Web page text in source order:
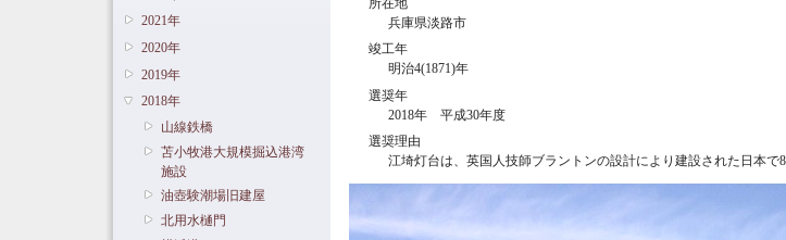
2021年
2020年
2019年
2018年
山線鉄橋
苫小牧港大規模掘込港湾
施設
油壺験潮場旧建屋
北用水樋門
所在地
兵庫県淡路市
竣工年
明治4(1871)年
選奨年
2018年 平成30年度
選奨理由
江埼灯台は、英国人技師ブラントンの設計により建設された日本